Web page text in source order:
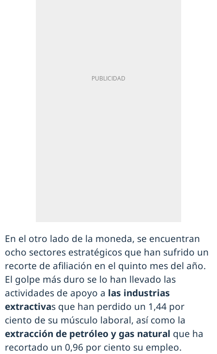
En el otro lado de la moneda, se encuentran
ocho sectores estratégicos que han sufrido un
recorte de afiliación en el quinto mes del año.
El golpe más duro se lo han llevado las
actividades de apoyo a las industrias
extractivas que han perdido un 1,44 por
ciento de su músculo laboral, así como la
extracción de petróleo y gas natural que ha
recortado un 0,96 por ciento su empleo.